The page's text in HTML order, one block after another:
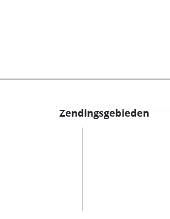
Zendingsgebieden